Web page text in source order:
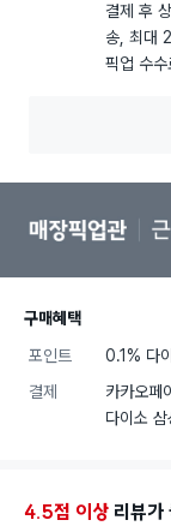
결제 후
송, 최대
픽업 수
구매혜택
포인트
0.1% 다
결제
카카오페
다이소
4.5점 이상 리뷰가